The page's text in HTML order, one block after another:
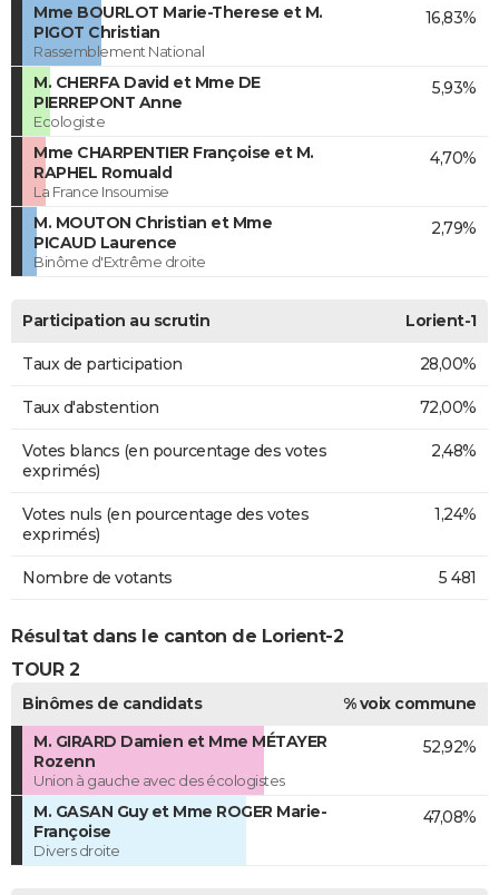
Mme BOURLOT Marie-Therese et M.
PIGOT Christian
Rassemblement National
16,83%
M. CHERFA David et Mme DE
PIERREPONT Anne
Ecologiste
5,93%
Mme CHARPENTIER Françoise et M.
RAPHEL Romuald
La France Insoumise
4,70%
M. MOUTON Christian et Mme
PICAUD Laurence
Binôme d'Extrême droite
2,79%
Participation au scrutin Lorient-1
Taux de participation 28,00%
Taux d'abstention 72,00%
Votes blancs (en pourcentage des votes
exprimés)
2,48%
Votes nuls (en pourcentage des votes
exprimés)
1,24%
Nombre de votants 5 481
Résultat dans le canton de Lorient-2
TOUR 2
Binômes de candidats
% voix commune
M. GIRARD Damien et Mme MÉTAYER
Rozenn
Union à gauche avec des écologistes
52,92%
M. GASAN Guy et Mme ROGER Marie-
Françoise
Divers droite
47,08%